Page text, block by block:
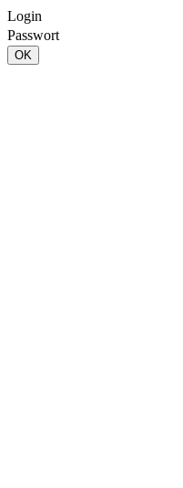
Login
Passwort